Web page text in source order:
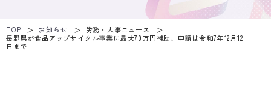
TOP お知らせ
労務・人事ニュース
長野県が食品アップサイクル事業に最大70万円補助、申請は令和7年12月12
日まで